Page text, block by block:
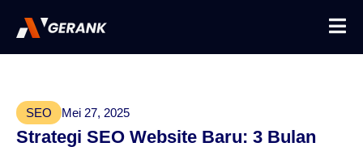
SEO Mei 27, 2025
Strategi SEO Website Baru: 3 Bulan